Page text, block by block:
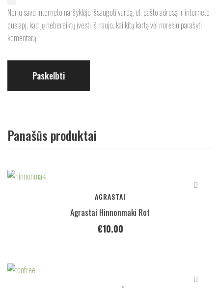
Noriu savo interneto naršyklėje išsaugoti vardą, el. pašto adresą ir interneto
puslapį, kad jų nebereiktų įvesti iš naujo, kai kitą kartą vėl norėsiu parašyti
komentarą.
Panašūs produktai
AGRASTAI
Agrastai Hinnonmaki Rot
€10.00